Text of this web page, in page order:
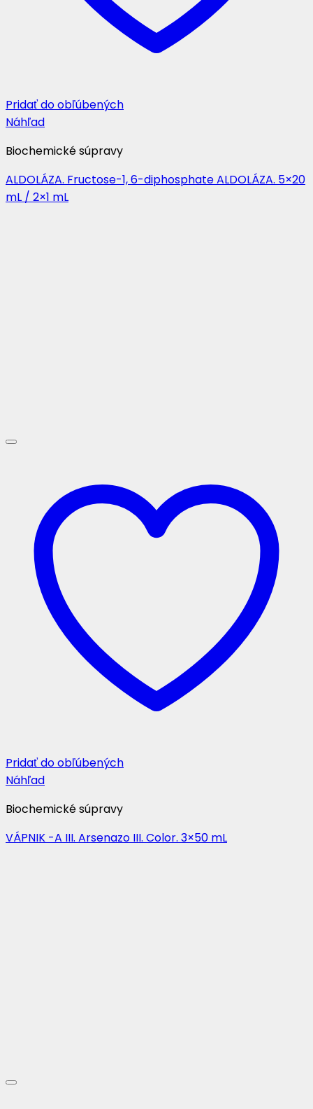
Pridať do obľúbených
Náhľad
Biochemické súpravy
ALDOLÁZA. Fructose-1, 6-diphosphate ALDOLÁZA. 5×20
mL / 2×1 mL
Pridať do obľúbených
Náhľad
Biochemické súpravy
VÁPNIK -A III. Arsenazo III. Color. 3×50 mL